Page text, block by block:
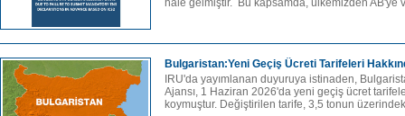
hale gelmiştir. Bu kapsamda, ülkemizden AB'ye
Bulgaristan:Yeni Geçiş Ücreti Tarifeleri
IRU'da yayımlanan duyuruya istinaden,
Ajansı, 1 Haziran 2026'da yeni geçiş ücret
koymuştur. Değiştirilen tarife, 3,5 tonun